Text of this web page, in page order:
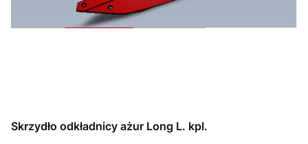
Skrzydło odkładnicy ażur Long L. kpl.